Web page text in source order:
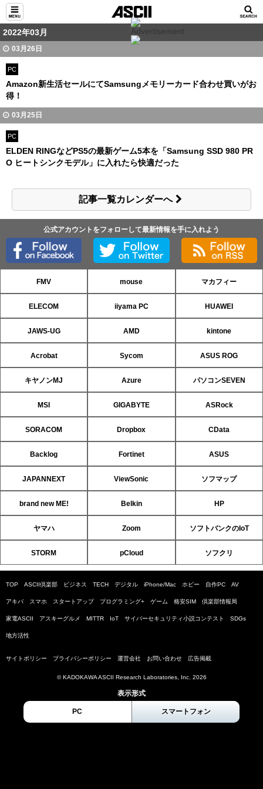
2022年03月
03月26日
PC
Amazon新生活セールにてSamsungメモリーカード合わせ買いがお
得！
03月25日
PC
ELDEN RINGなどPS5の最新ゲーム5本を「Samsung SSD 980 PR
O ヒートシンクモデル」に入れたら快適だった
記事一覧カレンダーへ
公式アカウントをフォローして最新情報を手に入れよう
FMV mouse マカフィー
ELECOM iiyama PC HUAWEI
JAWS-UG AMD kintone
Acrobat Sycom ASUS ROG
キヤノンMJ Azure パソコンSEVEN
MSI GIGABYTE ASRock
SORACOM Dropbox CData
Backlog Fortinet ASUS
JAPANNEXT ViewSonic ソフマップ
brand new ME! Belkin HP
ヤマハ Zoom ソフトバンクのIoT
STORM pCloud ソフクリ
TOP ASCII倶楽部 ビジネス TECH デジタル iPhone/Mac ホビー 自作PC AV
アキバ スマホ スタートアップ プログラミング+ ゲーム 格安SIM 倶楽部情報局
家電ASCII アスキーグルメ MITTR IoT サイバーセキュリティ小説コンテスト SDGs
地方活性
サイトポリシー プライバシーポリシー 運営会社 お問い合わせ 広告掲載
© KADOKAWA ASCII Research Laboratories, Inc. 2026
表示形式
PC スマートフォン